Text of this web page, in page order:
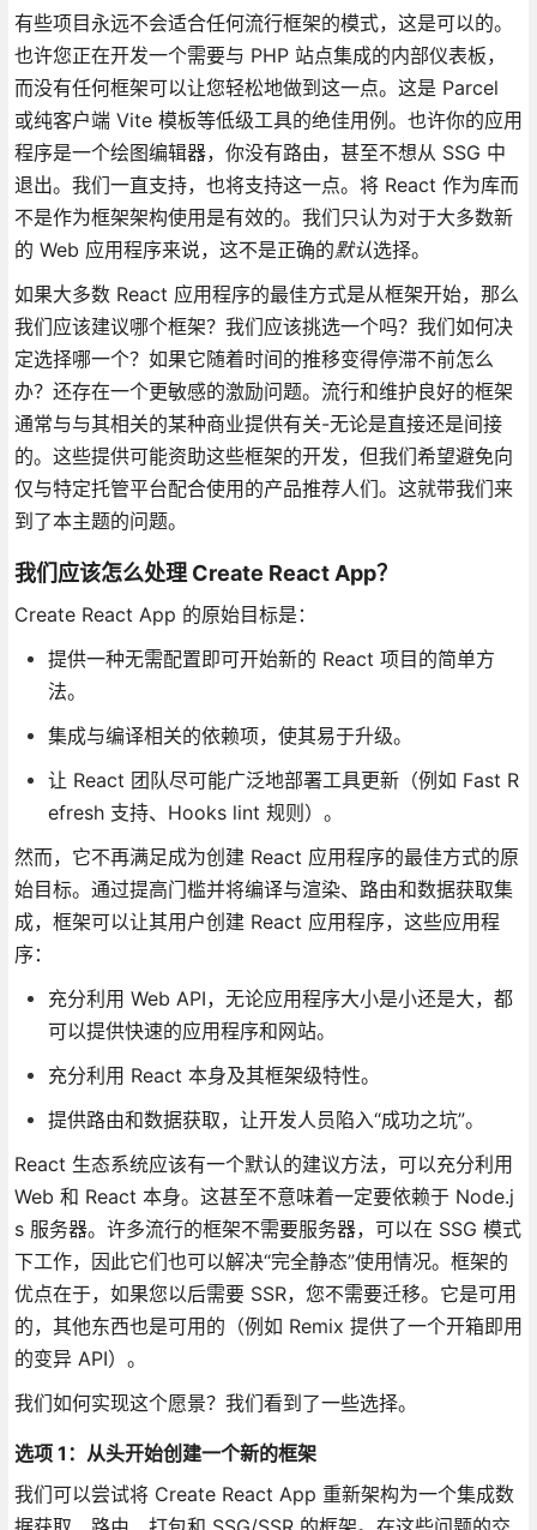
有些项目永远不会适合任何流行框架的模式，这是可以的。
也许您正在开发一个需要与 PHP 站点集成的内部仪表板，
而没有任何框架可以让您轻松地做到这一点。这是 Parcel
或纯客户端 Vite 模板等低级工具的绝佳用例。也许你的应用
程序是一个绘图编辑器，你没有路由，甚至不想从 SSG 中
退出。我们一直支持，也将支持这一点。将 React 作为库而
不是作为框架架构使用是有效的。我们只认为对于大多数新
的 Web 应用程序来说，这不是正确的默认选择。
如果大多数 React 应用程序的最佳方式是从框架开始，那么
我们应该建议哪个框架？我们应该挑选一个吗？我们如何决
定选择哪一个？如果它随着时间的推移变得停滞不前怎么
办？还存在一个更敏感的激励问题。流行和维护良好的框架
通常与与其相关的某种商业提供有关-无论是直接还是间接
的。这些提供可能资助这些框架的开发，但我们希望避免向
仅与特定托管平台配合使用的产品推荐人们。这就带我们来
到了本主题的问题。
我们应该怎么处理 Create React App？
Create React App 的原始目标是：
提供一种无需配置即可开始新的 React 项目的简单方
法。
集成与编译相关的依赖项，使其易于升级。
让 React 团队尽可能广泛地部署工具更新（例如 Fast R
efresh 支持、Hooks lint 规则）。
然而，它不再满足成为创建 React 应用程序的最佳方式的原
始目标。通过提高门槛并将编译与渲染、路由和数据获取集
成，框架可以让其用户创建 React 应用程序，这些应用程
序：
充分利用 Web API，无论应用程序大小是小还是大，都
可以提供快速的应用程序和网站。
充分利用 React 本身及其框架级特性。
提供路由和数据获取，让开发人员陷入“成功之坑”。
React 生态系统应该有一个默认的建议方法，可以充分利用
Web 和 React 本身。这甚至不意味着一定要依赖于 Node.j
s 服务器。许多流行的框架不需要服务器，可以在 SSG 模式
下工作，因此它们也可以解决“完全静态”使用情况。框架的
优点在于，如果您以后需要 SSR，您不需要迁移。它是可用
的，其他东西也是可用的（例如 Remix 提供了一个开箱即用
的变异 API）。
我们如何实现这个愿景？我们看到了一些选择。
选项 1：从头开始创建一个新的框架
我们可以尝试将 Create React App 重新架构为一个集成数